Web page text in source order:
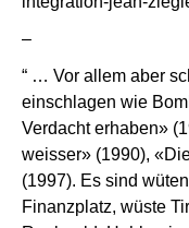
–
“ … Vor allem aber
einschlagen wie
Verdacht erhaben»
weisser» (1990),
(1997). Es sind
Finanzplatz, wüste